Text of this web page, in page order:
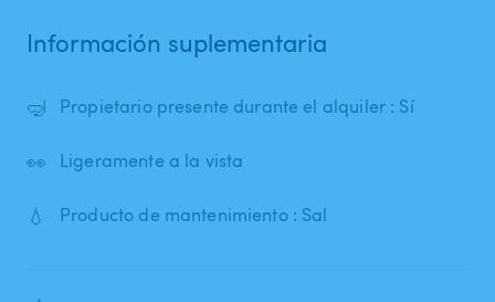
Información suplementaria
🤿 Propietario presente durante el alquiler : Sí
👀 Ligeramente a la vista
💧 Producto de mantenimiento : Sal